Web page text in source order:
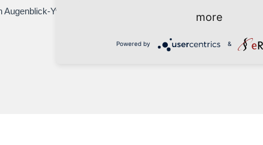
Yves more
Powered by &